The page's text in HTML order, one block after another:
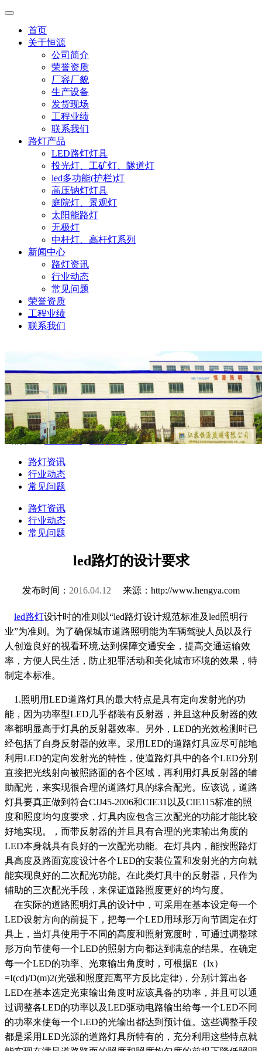
首页
关于恒源
公司简介
荣誉资质
厂容厂貌
生产设备
发货现场
工程业绩
联系我们
路灯产品
LED路灯灯具
投光灯、工矿灯、隧道灯
led多功能(护栏)灯
高压钠灯灯具
庭院灯、景观灯
太阳能路灯
无极灯
中杆灯、高杆灯系列
新闻中心
路灯资讯
行业动态
常见问题
荣誉资质
工程业绩
联系我们
当前位置:公司新闻-路灯资讯
路灯资讯
行业动态
常见问题
路灯资讯
行业动态
常见问题
led路灯的设计要求
发布时间： 2016.04.12 来源：http://www.hengya.com
led路灯设计时的准则以“led路灯设计规范标准及led照明行
业”为准则。为了确保城市道路照明能为车辆驾驶人员以及行
人创造良好的视看环境,达到保障交通安全，提高交通运输效
率，方便人民生活，防止犯罪活动和美化城市环境的效果，特
制定本标准。
1.照明用LED道路灯具的最大特点是具有定向发射光的功
能，因为功率型LED几乎都装有反射器，并且这种反射器的效
率都明显高于灯具的反射器效率。另外，LED的光效检测时已
经包括了自身反射器的效率。采用LED的道路灯具应尽可能地
利用LED的定向发射光的特性，使道路灯具中的各个LED分别
直接把光线射向被照路面的各个区域，再利用灯具反射器的辅
助配光，来实现很合理的道路灯具的综合配光。应该说，道路
灯具要真正做到符合CJJ45-2006和CIE31以及CIE115标准的照
度和照度均匀度要求，灯具内应包含三次配光的功能才能比较
好地实现。，而带反射器的并且具有合理的光束输出角度的
LED本身就具有良好的一次配光功能。在灯具内，能按照路灯
具高度及路面宽度设计各个LED的安装位置和发射光的方向就
能实现良好的二次配光功能。在此类灯具中的反射器，只作为
辅助的三次配光手段，来保证道路照度更好的均匀度。
在实际的道路照明灯具的设计中，可采用在基本设定每一个
LED设射方向的前提下，把每一个LED用球形万向节固定在灯
具上，当灯具使用于不同的高度和照射宽度时，可通过调整球
形万向节使每一个LED的照射方向都达到满意的结果。在确定
每一个LED的功率、光束输出角度时，可根据E（lx）
=I(cd)/D(m)2(光强和照度距离平方反比定律)，分别计算出各
LED在基本选定光束输出角度时应该具备的功率，并且可以通
过调整各LED的功率以及LED驱动电路输出给每一个LED不同
的功率来使每一个LED的光输出都达到预计值。这些调整手段
都是采用LED光源的道路灯具所特有的，充分利用这些特点就